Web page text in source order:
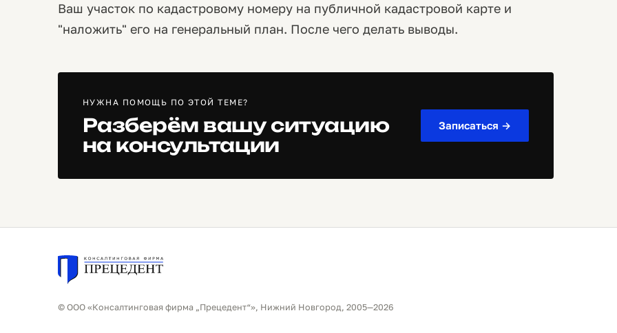
Ваш участок по кадастровому номеру на публичной кадастровой карте и
"наложить" его на генеральный план. После чего делать выводы.
НУЖНА ПОМОЩЬ ПО ЭТОЙ ТЕМЕ?
Разберём вашу ситуацию
на консультации
Записаться →
© ООО «Консалтинговая фирма „Прецедент“», Нижний Новгород, 2005—2026